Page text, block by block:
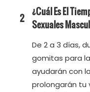
2 ¿Cuál Es El
Sexuales
De 2 a 3 días,
gomitas para
ayudarán con
prolongarán tu